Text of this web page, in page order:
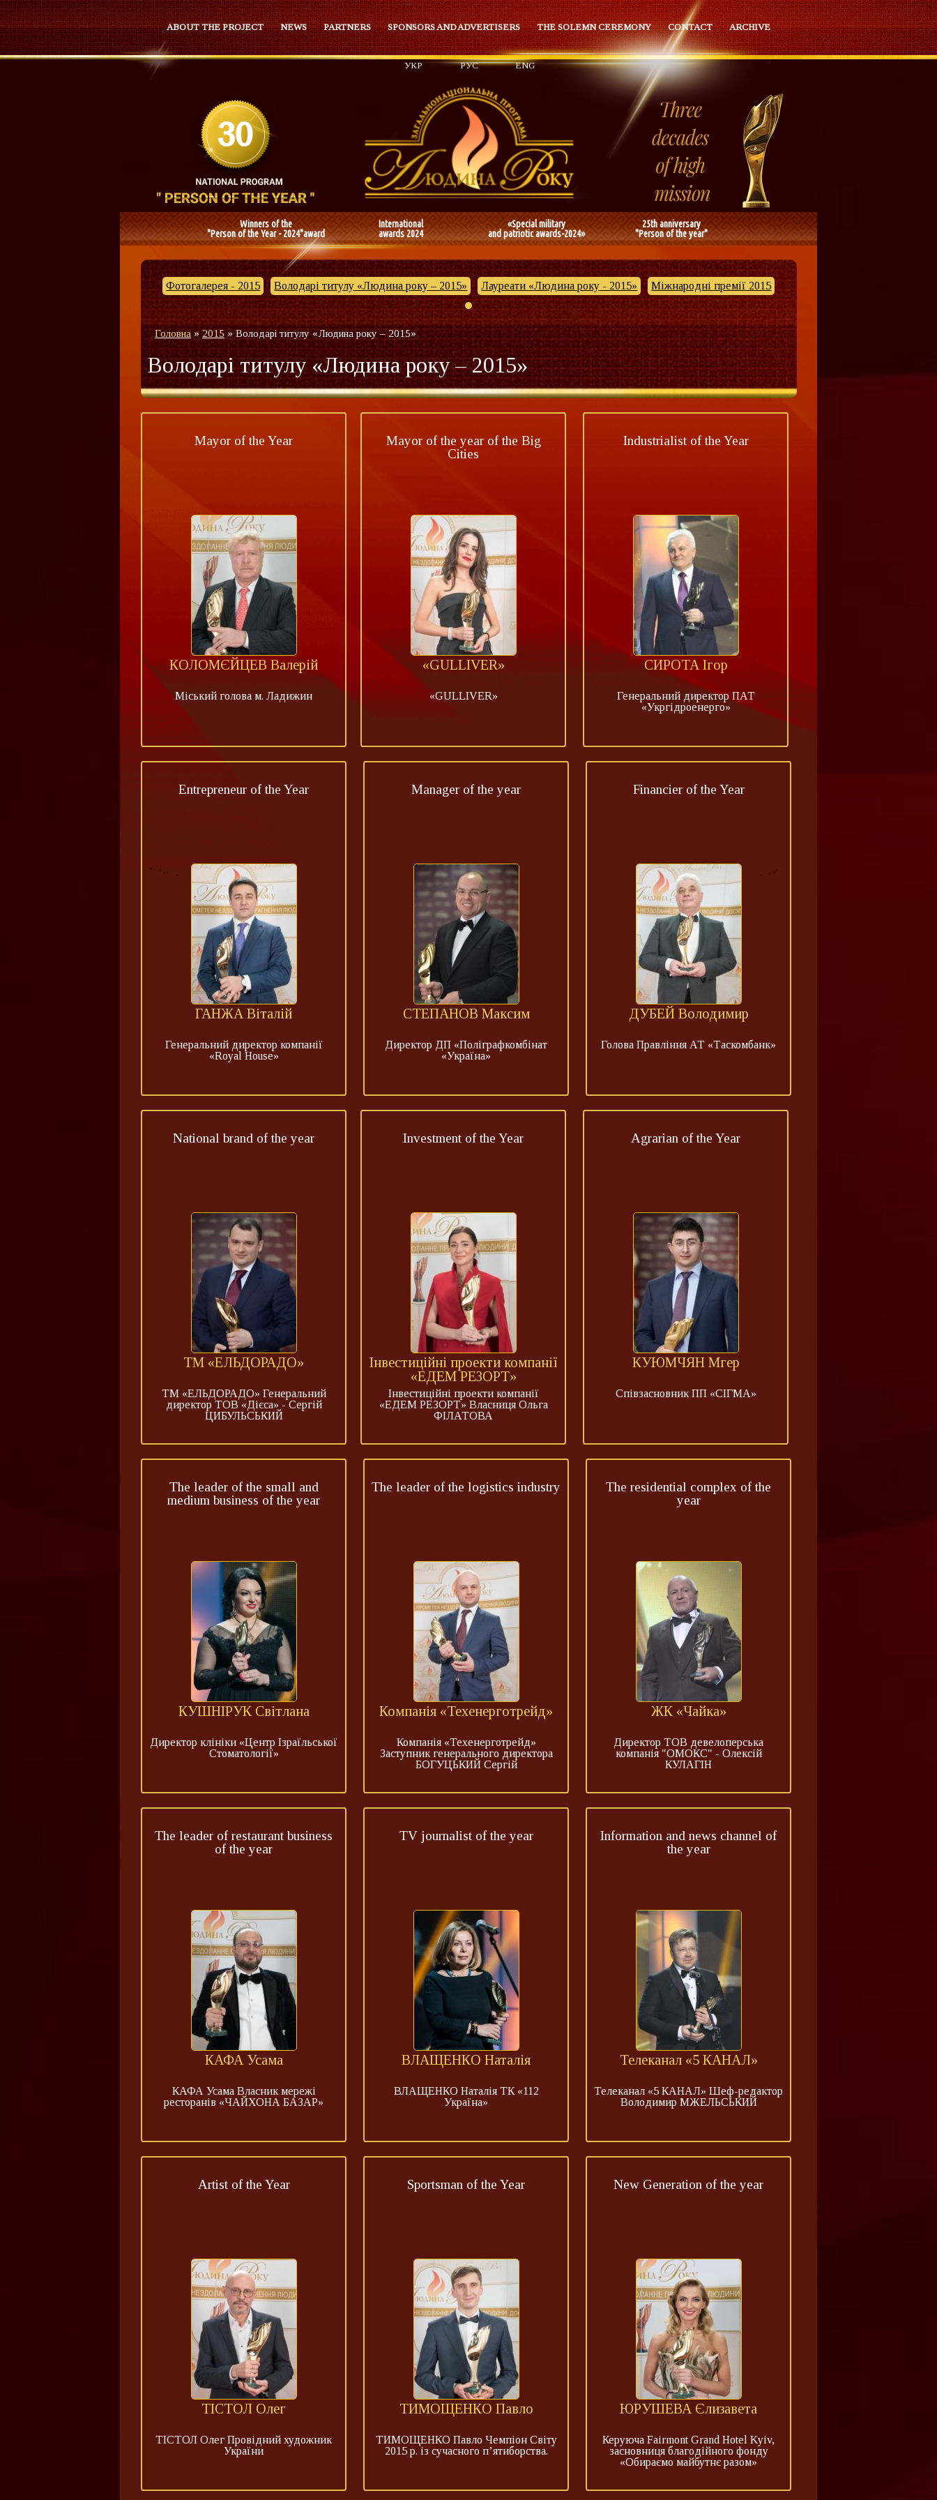
ABOUT THE PROJECT NEWS PARTNERS SPONSORS AND ADVERTISERS THE SOLEMN CEREMONY CONTACT ARCHIVE
УКР РУС ENG
Winners of the
"Person of the Year - 2024"award
International
awards 2024
«Special military
and patriotic awards-2024»
25th anniversary
"Person of the year"
Фотогалерея - 2015 Володарі титулу «Людина року – 2015» Лауреати «Людина року - 2015» Міжнародні премії 2015
Головна »2015 » Володарі титулу «Людина року – 2015»
Володарі титулу «Людина року – 2015»
Mayor of the Year
КОЛОМЄЙЦЕВ Валерій
Міський голова м. Ладижин
Mayor of the year of the Big
Cities
«GULLIVER»
«GULLIVER»
Industrialist of the Year
СИРОТА Ігор
Генеральний директор ПАТ
«Укргідроенерго»
Entrepreneur of the Year
ГАНЖА Віталій
Генеральний директор компанії
«Royal House»
Manager of the year
СТЕПАНОВ Максим
Директор ДП «Поліграфкомбінат
«Україна»
Financier of the Year
ДУБЕЙ Володимир
Голова Правління АТ «Таскомбанк»
National brand of the year
ТМ «ЕЛЬДОРАДО»
ТМ «ЕЛЬДОРАДО» Генеральний
директор ТОВ «Дієса» - Сергій
ЦИБУЛЬСЬКИЙ
Investment of the Year
Інвестиційні проекти компанії
«ЕДЕМ РЕЗОРТ»
Інвестиційні проекти компанії
«ЕДЕМ РЕЗОРТ» Власниця Ольга
ФІЛАТОВА
Agrarian of the Year
КУЮМЧЯН Мгер
Співзасновник ПП «СІГМА»
The leader of the small and
medium business of the year
КУШНІРУК Світлана
Директор клініки «Центр Ізраїльської
Стоматології»
The leader of the logistics industry
Компанія «Техенерготрейд»
Компанія «Техенерготрейд»
Заступник генерального директора
БОГУЦЬКИЙ Сергій
The residential complex of the
year
ЖК «Чайка»
Директор ТОВ девелоперська
компанія "ОМОКС" - Олексій
КУЛАГІН
The leader of restaurant business
of the year
КАФА Усама
КАФА Усама Власник мережі
ресторанів «ЧАЙХОНА БАЗАР»
TV journalist of the year
ВЛАЩЕНКО Наталія
ВЛАЩЕНКО Наталія ТК «112
Україна»
Information and news channel of
the year
Телеканал «5 КАНАЛ»
Телеканал «5 КАНАЛ» Шеф-редактор
Володимир МЖЕЛЬСЬКИЙ
Artist of the Year
ТІСТОЛ Олег
ТІСТОЛ Олег Провідний художник
України
Sportsman of the Year
ТИМОЩЕНКО Павло
ТИМОЩЕНКО Павло Чемпіон Світу
2015 р. із сучасного п’ятиборства.
New Generation of the year
ЮРУШЕВА Єлизавета
Керуюча Fairmont Grand Hotel Kyiv,
засновниця благодійного фонду
«Обираємо майбутнє разом»